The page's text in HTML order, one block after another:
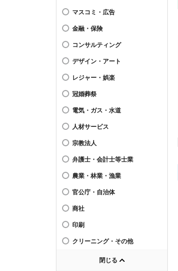
マスコミ・広告
金融・保険
コンサルティング
デザイン・アート
レジャー・娯楽
冠婚葬祭
電気・ガス・水道
人材サービス
宗教法人
弁護士・会計士等士業
農業・林業・漁業
官公庁・自治体
商社
印刷
クリーニング・その他
閉じる